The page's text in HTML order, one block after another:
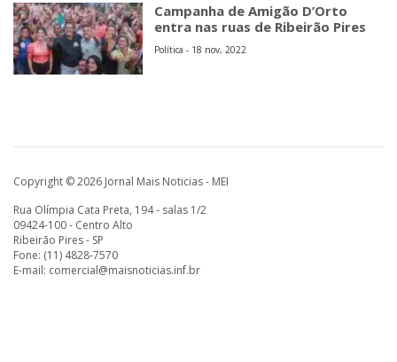
Campanha de Amigão D’Orto
entra nas ruas de Ribeirão Pires
Política - 18 nov, 2022
Copyright © 2026 Jornal Mais Noticias - MEI
Rua Olímpia Cata Preta, 194 - salas 1/2
09424-100 - Centro Alto
Ribeirão Pires - SP
Fone: (11) 4828-7570
E-mail: comercial@maisnoticias.inf.br